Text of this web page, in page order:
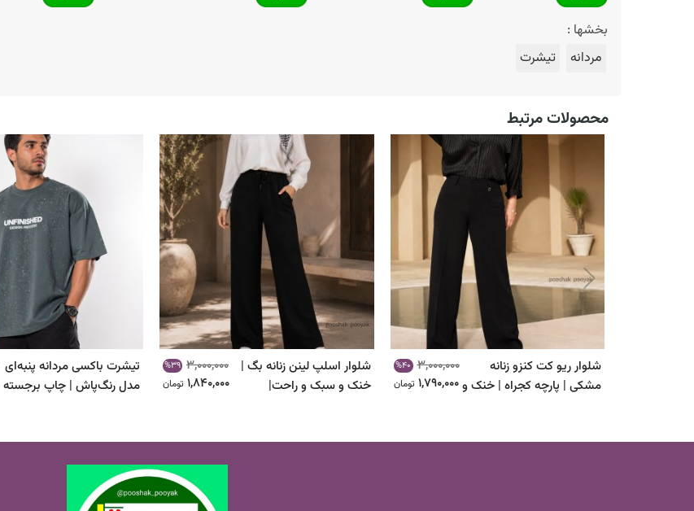
بخشها :
مردانه
تیشرت
محصولات مرتبط
شلوار ریو کت کنزو زنانه
مشکی | پارچه کجراه | خنک و
3,000,000
%40
1,790,000 تومان
شلوار اسلپ لینن زنانه بگ |
خنک و سبک و راحت|
3,000,000
%39
1,840,000 تومان
تیشرت باکسی مردانه پنبه‌ای
مدل رنگ‌پاش | چاپ برجسته